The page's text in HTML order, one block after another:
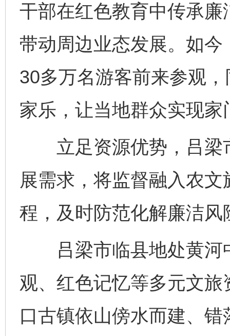
干部在红色教育中传承
带动周边业态发展。如
30多万名游客前来参观
家乐，让当地群众实现
立足资源优势，吕梁
展需求，将监督融入农
程，及时防范化解廉洁
吕梁市临县地处黄河
观、红色记忆等多元文
口古镇依山傍水而建、错